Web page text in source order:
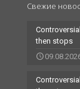
Свежие
then stops